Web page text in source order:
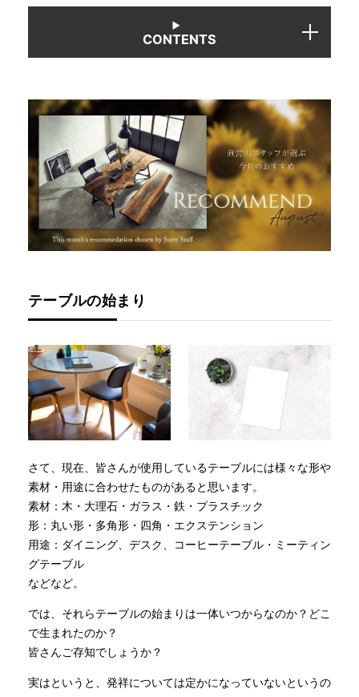
INFORMATION
MOKUBA CHANNEL
よくあるご質問
お問い合わせ
CONTENTS
テーブルの始まり
さて、現在、皆さんが使用しているテーブルには様々な形や
素材・用途に合わせたものがあると思います。
素材：木・大理石・ガラス・鉄・プラスチック
形：丸い形・多角形・四角・エクステンション
用途：ダイニング、デスク、コーヒーテーブル・ミーティン
グテーブル
などなど。
では、それらテーブルの始まりは一体いつからなのか？どこ
で生まれたのか？
皆さんご存知でしょうか？
実はというと、発祥については定かになっていないというの